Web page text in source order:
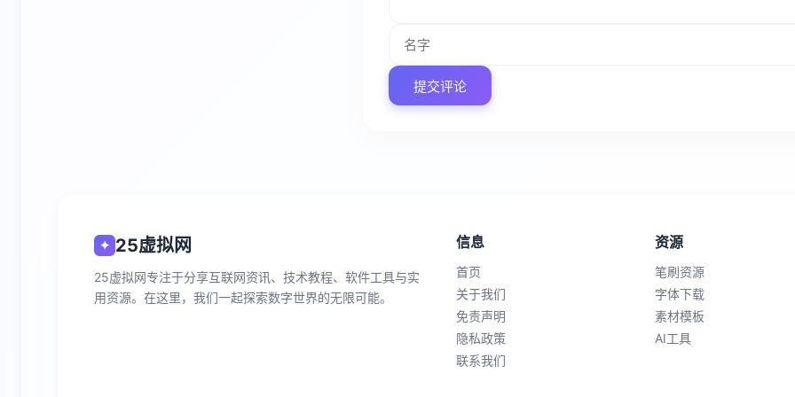
提交评论
✦ 25虚拟网
25虚拟网专注于分享互联网资讯、技术教程、软件工具与实
用资源。在这里，我们一起探索数字世界的无限可能。
信息
首页
关于我们
免责声明
隐私政策
联系我们
资源
笔刷资源
字体下载
素材模板
AI工具